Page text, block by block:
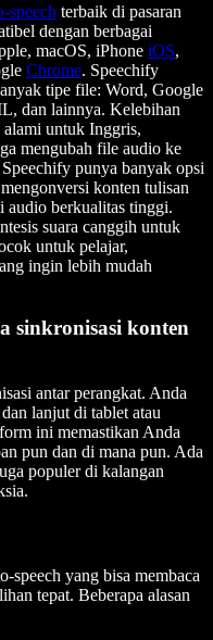
speech terbaik di pasaran
dengan berbagai
macOS, iPhone iOS,
Chrome. Speechify
tipe file: Word, Google
dan lainnya. Kelebihan
alami untuk Inggris,
mengubah file audio ke
punya banyak opsi
konten tulisan
audio berkualitas tinggi.
suara canggih untuk
untuk pelajar,
ingin lebih mudah
sinkronisasi konten
antar perangkat. Anda
lanjut di tablet atau
ini memastikan Anda
pun dan di mana pun. Ada
populer di kalangan
speech yang bisa membaca
tepat. Beberapa alasan